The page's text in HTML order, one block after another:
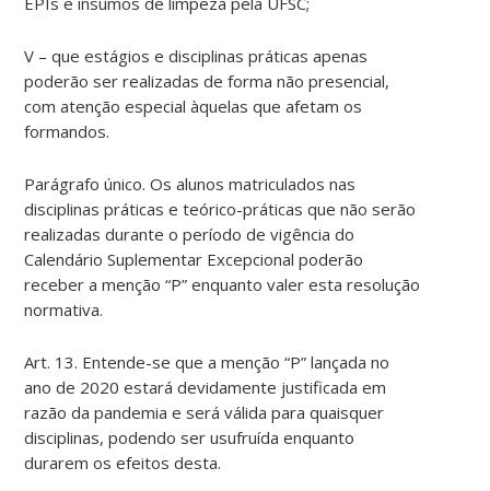
V – que estágios e disciplinas práticas apenas
poderão ser realizadas de forma não presencial,
com atenção especial àquelas que afetam os
formandos.
Parágrafo único. Os alunos matriculados nas
disciplinas práticas e teórico-práticas que não serão
realizadas durante o período de vigência do
Calendário Suplementar Excepcional poderão
receber a menção “P” enquanto valer esta resolução
normativa.
Art. 13. Entende-se que a menção “P” lançada no
ano de 2020 estará devidamente justificada em
razão da pandemia e será válida para quaisquer
disciplinas, podendo ser usufruída enquanto
durarem os efeitos desta.